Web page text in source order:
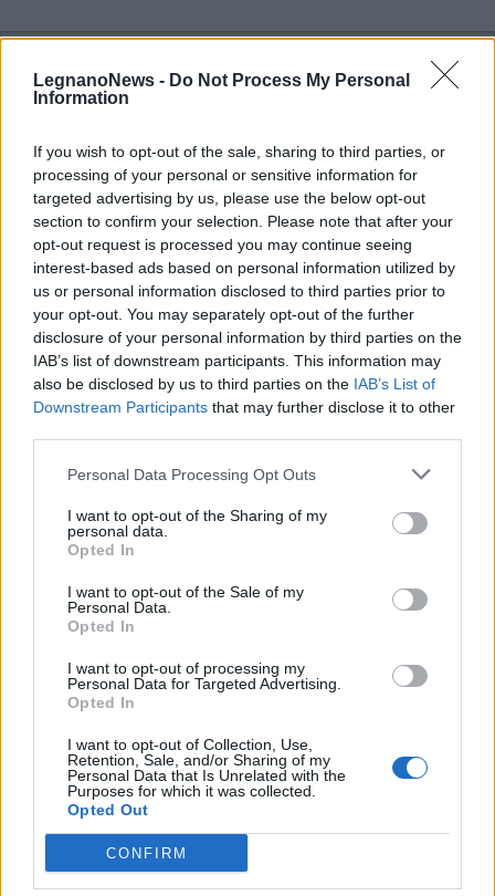
LegnanoNews - Do Not Process My Personal
Information
If you wish to opt-out of the sale, sharing to third parties, or
processing of your personal or sensitive information for
targeted advertising by us, please use the below opt-out
section to confirm your selection. Please note that after your
opt-out request is processed you may continue seeing
interest-based ads based on personal information utilized by
us or personal information disclosed to third parties prior to
your opt-out. You may separately opt-out of the further
disclosure of your personal information by third parties on the
IAB’s list of downstream participants. This information may
also be disclosed by us to third parties on the IAB’s List of
Downstream Participants that may further disclose it to other
Personal Data Processing Opt Outs
I want to opt-out of the Sharing of my
personal data.
Opted In
I want to opt-out of the Sale of my
Personal Data.
Opted In
I want to opt-out of processing my
Personal Data for Targeted Advertising.
Opted In
I want to opt-out of Collection, Use,
Retention, Sale, and/or Sharing of my
Personal Data that Is Unrelated with the
Purposes for which it was collected.
Opted Out
CONFIRM
Commenti
registrati per commentare questo
articolo.
L'email è richiesta ma non verrà mostrata ai visitatori. Il contenuto di questo
commento esprime il pensiero dell'autore e non rappresenta la linea editoriale
commenti non sono testi giornalistici, ma post inviati dai singoli lettori che
possono essere automaticamente pubblicati senza filtro preventivo. I commenti
che includano uno o più link a siti esterni verranno rimossi in automatico dal